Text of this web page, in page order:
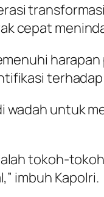
cepat
wadah untuk
tokoh-
imbuh Kapolri.